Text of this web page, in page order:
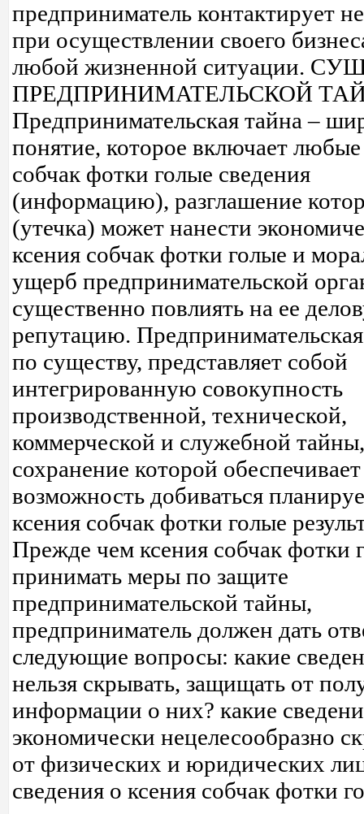
предприниматель контактирует
при осуществлении своего
любой жизненной ситуации.
ПРЕДПРИНИМАТЕЛЬСКОЙ
Предпринимательская тайна –
понятие, которое включает любые
собчак фотки голые сведения
(информацию), разглашение
(утечка) может нанести
ксения собчак фотки голые и
ущерб предпринимательской
существенно повлиять на ее
репутацию.
по существу, представляет собой
интегрированную совокупность
производственной, технической,
коммерческой и служебной тайны,
сохранение которой
возможность добиваться
ксения собчак фотки голые
Прежде чем ксения собчак фотки
принимать меры по защите
предпринимательской тайны,
предприниматель должен дать
следующие вопросы: какие
нельзя скрывать, защищать от
информации о них? какие
экономически нецелесообразно
от физических и юридических
сведения о ксения собчак фотки